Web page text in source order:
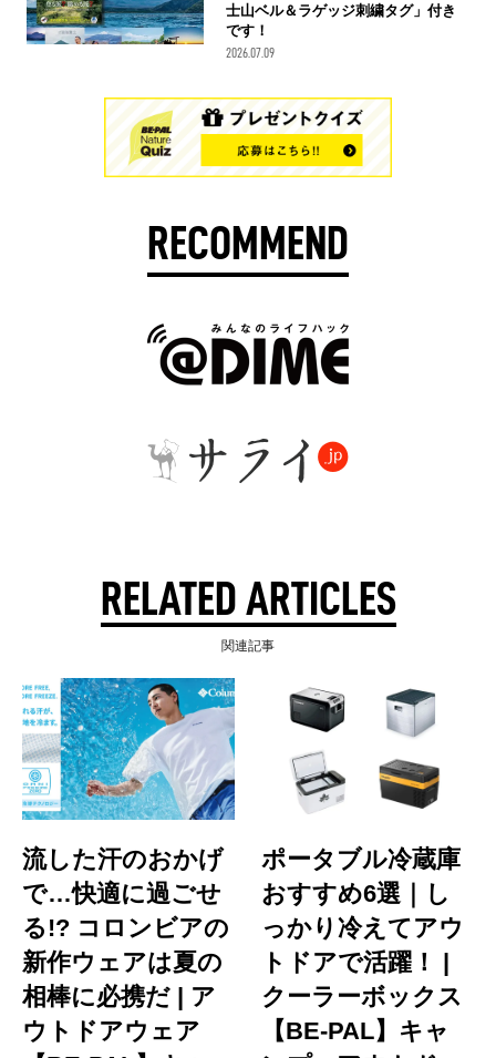
士山ベル＆ラゲッジ刺繍タグ」付き
です！
2026.07.09
RECOMMEND
RELATED ARTICLES
関連記事
流した汗のおかげ
で…快適に過ごせ
る!? コロンビアの
新作ウェアは夏の
相棒に必携だ | ア
ウトドアウェア
ポータブル冷蔵庫
おすすめ6選｜し
っかり冷えてアウ
トドアで活躍！ |
クーラーボックス
【BE-PAL】キャ